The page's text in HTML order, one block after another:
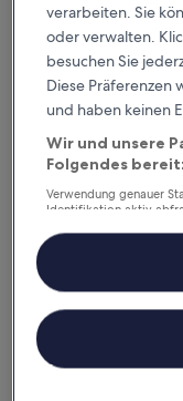
Gute
Stets
Greif bequem
verarbeiten. Sie
oder verwalten.
besuchen Sie
Diese Präferenzen
und haben keinen
Wir und unsere
Folgendes
Verwendung genauer
Identifikation aktiv
Inhalte, Messung von
Zielgruppenforschung
Liste der Partner